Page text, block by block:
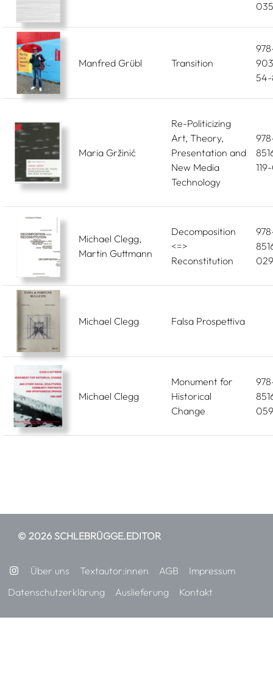
Manfred Grübl Transition
Maria Gržinić
Re-Politicizing
Art, Theory,
Presentation and
New Media
Technology
Michael Clegg,
Martin Guttmann
Decomposition
<=>
Reconstitution
Michael Clegg Falsa Prospettiva
Michael Clegg
Monument for
Historical
Change
© 2026 SCHLEBRÜGGE.EDITOR
Über uns Textautor:innen AGB
Impressum
Datenschutzerklärung
Auslieferung Kontakt